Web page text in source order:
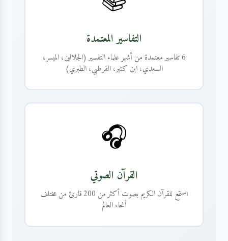
التفاسير المعتمدة
6 تفاسير معتمدة من أشهر علماء التفسير (الجلالين، الميسر،
السعدي، ابن كثير، القرطبي، الطبري)
🎧
القرآن الصوتي
استمع للقرآن الكريم بصوت أكثر من 200 قارئ من مختلف
أنحاء العالم